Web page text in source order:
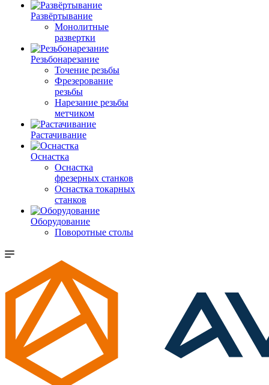
Развёртывание
Монолитные
развертки
Резьбонарезание
Точение резьбы
Фрезерование
резьбы
Нарезание резьбы
метчиком
Растачивание
Оснастка
Оснастка
фрезерных станков
Оснастка токарных
станков
Оборудование
Поворотные столы